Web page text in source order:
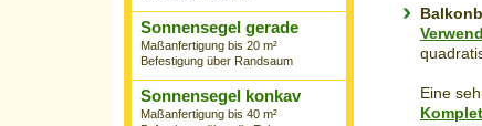
Eine
Sonnensegel gerade
Maßanfertigung bis 20 m²
Befestigung über Randsaum
Sonnensegel konkav
Maßanfertigung bis 40 m²